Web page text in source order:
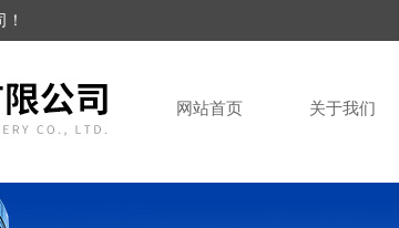
网站首页 关于我们